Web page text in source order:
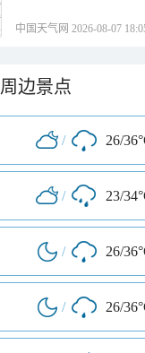
中国天气网 2026-08-07
周边景点
/ 26/
/ 23/
/ 26/
/ 26/